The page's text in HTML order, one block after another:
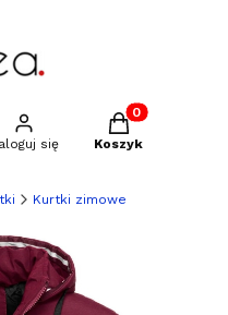
się
Produkty w
Koszyk
Kurtki zimowe